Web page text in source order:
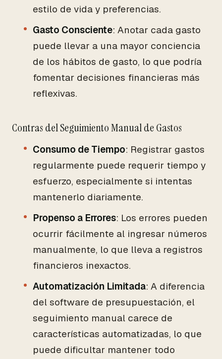
estilo de vida y preferencias.
Gasto Consciente: Anotar cada gasto
puede llevar a una mayor conciencia
de los hábitos de gasto, lo que podría
fomentar decisiones financieras más
reflexivas.
Contras del Seguimiento Manual de Gastos
Consumo de Tiempo: Registrar gastos
regularmente puede requerir tiempo y
esfuerzo, especialmente si intentas
mantenerlo diariamente.
Propenso a Errores: Los errores pueden
ocurrir fácilmente al ingresar números
manualmente, lo que lleva a registros
financieros inexactos.
Automatización Limitada: A diferencia
del software de presupuestación, el
seguimiento manual carece de
características automatizadas, lo que
puede dificultar mantener todo